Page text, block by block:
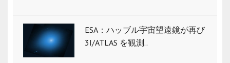
ESA：ハッブル宇宙望遠鏡が再び
3I/ATLAS を観測..